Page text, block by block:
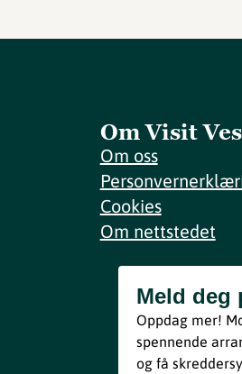
Om Visit
Om oss
Cookies
Om nettstedet
Meld deg
Ved å melde deg
Meld deg
Oppdag mer!
spennende
og få